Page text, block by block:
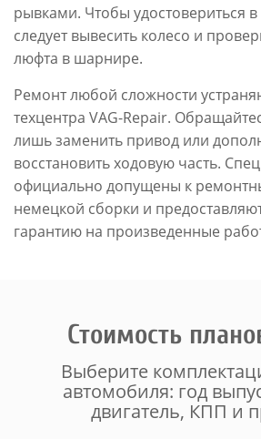
рывками. Чтобы удостовериться
следует вывесить колесо и
люфта в шарнире.
Ремонт любой сложности
техцентра VAG-Repair.
лишь заменить привод или
восстановить ходовую часть.
официально допущены к
немецкой сборки и
гарантию на произведенные
Стоимость
Выберите
автомобиля: год
двигатель, КПП и